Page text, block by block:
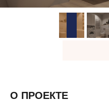
О ПРОЕКТЕ